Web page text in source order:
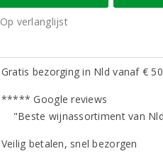
Op verlanglijst
Gratis bezorging in Nld vanaf €
***** Google reviews
"Beste wijnassortiment van
Veilig betalen, snel bezorgen